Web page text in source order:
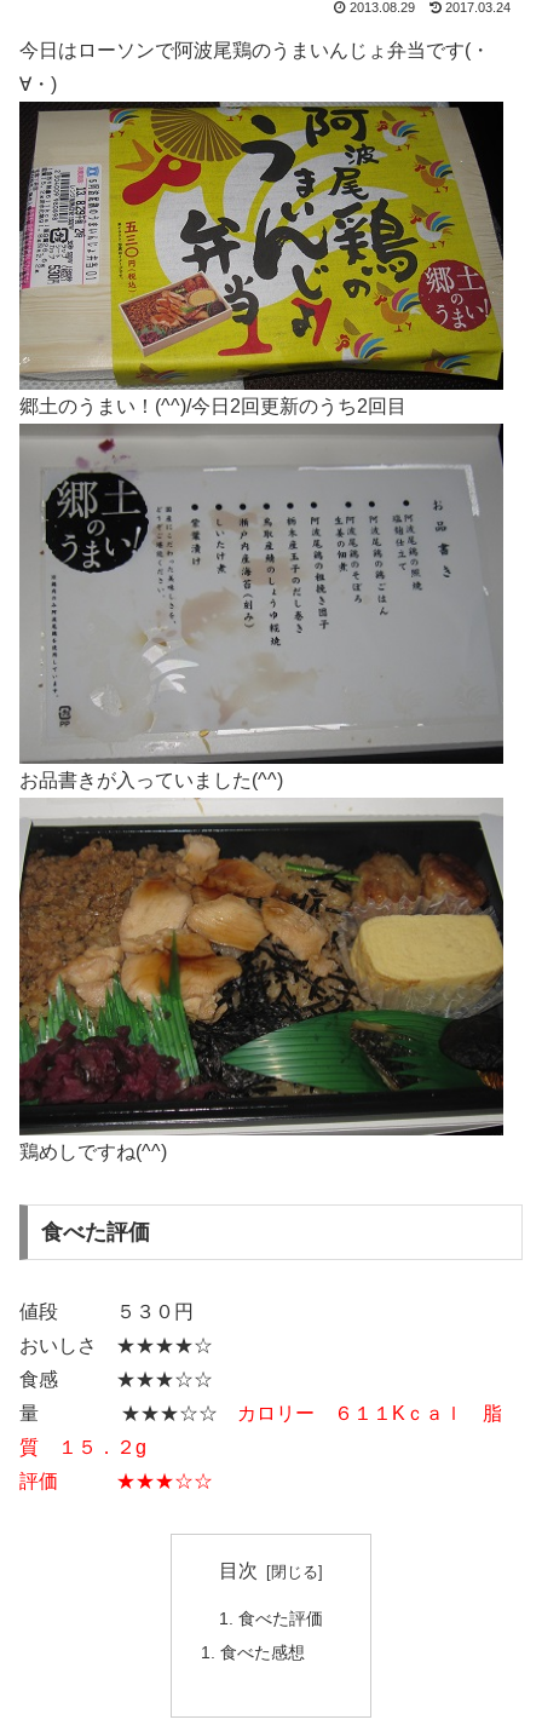
2013.08.29 2017.03.24
今日はローソンで阿波尾鶏のうまいんじょ弁当です(・
∀・)
郷土のうまい！(^^)/今日2回更新のうち2回目
お品書きが入っていました(^^)
鶏めしですね(^^)
食べた評価
値段 ５３０円
おいしさ ★★★★☆
食感 ★★★☆☆
量 ★★★☆☆
カロリー ６１１Kｃａｌ 脂
質 １５．２g
評価 ★★★☆☆
目次
食べた評価
食べた感想